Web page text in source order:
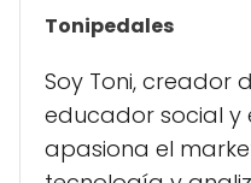
Tonipedales
Soy Toni, creador
educador social y
apasiona el